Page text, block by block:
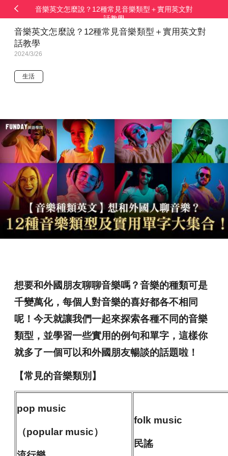
音樂英文怎麼說？12種常見音樂類型＋實用英文對
話教學
音樂英文怎麼說？12種常見音樂類型＋實用英文對
話教學
2024/3/26
生活
想要和外國朋友聊聊音樂嗎？音樂的種類可是
千變萬化，每個人對音樂的喜好都各不相同
呢！今天就讓我們一起來探索各種不同的音樂
類型，並學習一些實用的例句和單字，這樣你
就多了一個可以和外國朋友暢談的話題啦！
【常見的音樂類別】
pop music
（popular music）
folk music
民謠